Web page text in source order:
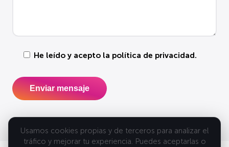
He leído y acepto la política de privacidad.
Usamos cookies propias y de terceros para analizar el
tráfico y mejorar tu experiencia. Puedes aceptarlas o